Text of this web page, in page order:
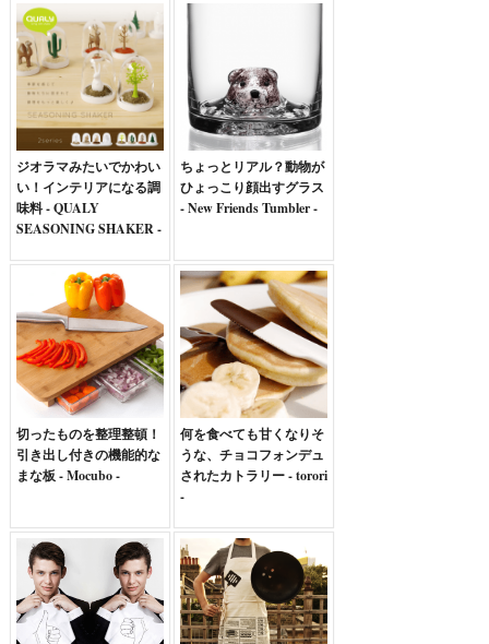
ジオラマみたいでかわい
い！インテリアになる調
味料 - QUALY
SEASONING SHAKER -
ちょっとリアル？動物が
ひょっこり顔出すグラス
- New Friends Tumbler -
切ったものを整理整頓！
引き出し付きの機能的な
まな板 - Mocubo -
何を食べても甘くなりそ
うな、チョコフォンデュ
されたカトラリー - torori
-